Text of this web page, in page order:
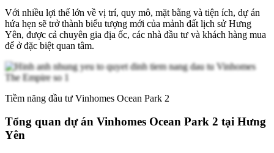
Với nhiều lợi thế lớn về vị trí, quy mô, mặt bằng và tiện ích, dự án
hứa hẹn sẽ trở thành biểu tượng mới của mảnh đất lịch sử Hưng
Yên, được cả chuyên gia địa ốc, các nhà đầu tư và khách hàng mua
để ở đặc biệt quan tâm.
Tiềm năng đầu tư Vinhomes Ocean Park 2
Tổng quan dự án Vinhomes Ocean Park 2 tại Hưng
Yên